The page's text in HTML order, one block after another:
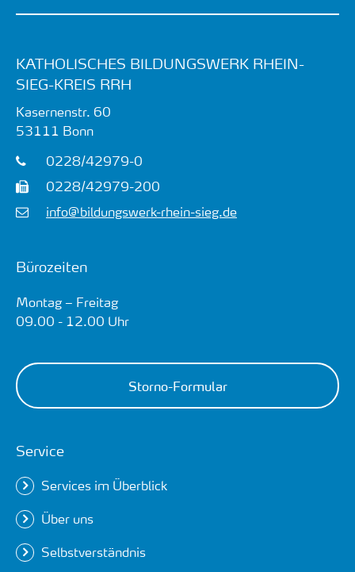
KATHOLISCHES BILDUNGSWERK RHEIN-
SIEG-KREIS RRH
Kasernenstr. 60
53111 Bonn
0228/42979-0
0228/42979-200
info@bildungswerk-rhein-sieg.de
Bürozeiten
Montag – Freitag
09.00 - 12.00 Uhr
Storno-Formular
Service
Services im Überblick
Über uns
Selbstverständnis